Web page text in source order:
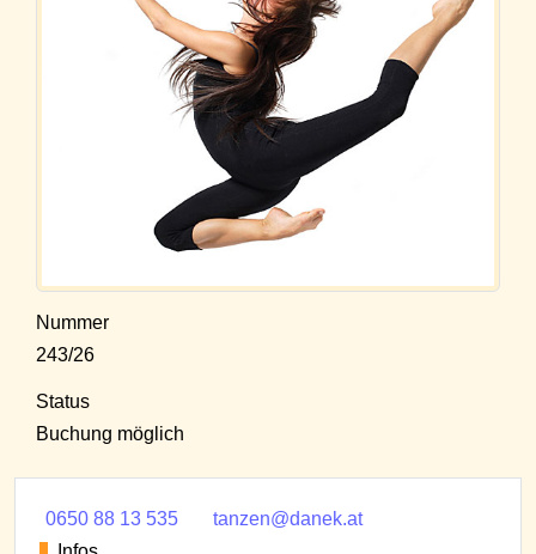
Nummer
243/26
Status
Buchung möglich
0650 88 13 535
tanzen@danek.at